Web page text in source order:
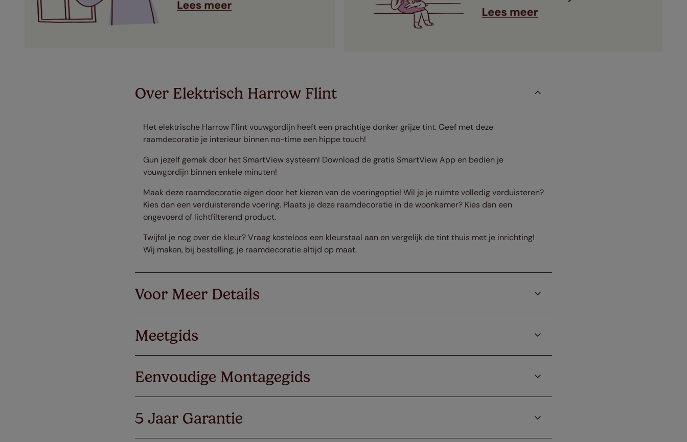
Over Elektrisch Harrow Flint
Het elektrische Harrow Flint vouwgordijn heeft een prachtige donker grijze tint. Geef met deze
raamdecoratie je interieur binnen no-time een hippe touch!
Gun jezelf gemak door het SmartView systeem! Download de gratis SmartView App en bedien je
vouwgordijn binnen enkele minuten!
Maak deze raamdecoratie eigen door het kiezen van de voeringoptie! Wil je je ruimte volledig verduisteren?
Kies dan een verduisterende voering. Plaats je deze raamdecoratie in de woonkamer? Kies dan een
ongevoerd of lichtfilterend product.
Twijfel je nog over de kleur? Vraag kosteloos een kleurstaal aan en vergelijk de tint thuis met je inrichting!
Wij maken, bij bestelling, je raamdecoratie altijd op maat.
Voor Meer Details
Meetgids
Eenvoudige Montagegids
5 Jaar Garantie